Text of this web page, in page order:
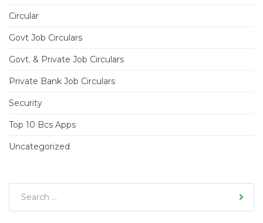
Circular
Govt Job Circulars
Govt. & Private Job Circulars
Private Bank Job Circulars
Security
Top 10 Bcs Apps
Uncategorized